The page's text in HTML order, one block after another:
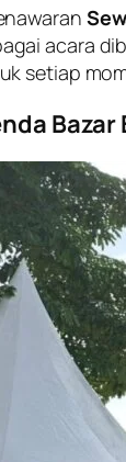
acara
setiap